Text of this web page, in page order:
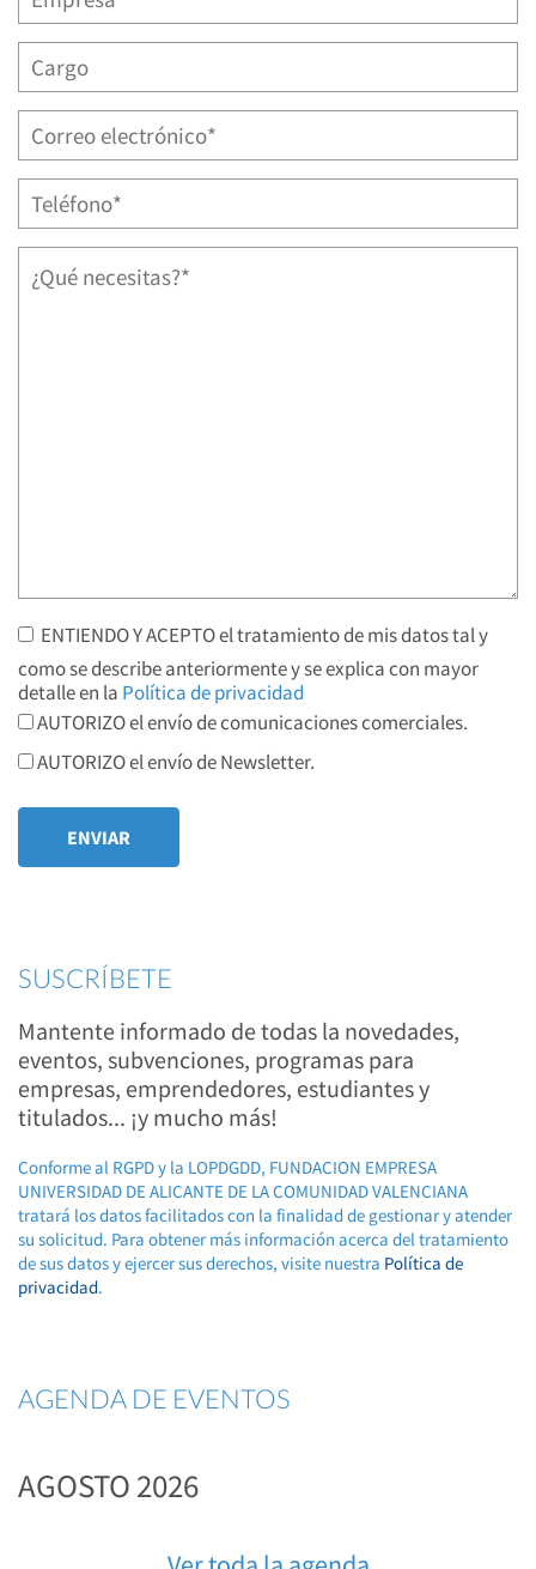
ENTIENDO Y ACEPTO el tratamiento de mis datos tal y
como se describe anteriormente y se explica con mayor
detalle en la Política de privacidad
AUTORIZO el envío de comunicaciones comerciales.
AUTORIZO el envío de Newsletter.
SUSCRÍBETE
Mantente informado de todas la novedades,
eventos, subvenciones, programas para
empresas, emprendedores, estudiantes y
titulados... ¡y mucho más!
Conforme al RGPD y la LOPDGDD, FUNDACION EMPRESA
UNIVERSIDAD DE ALICANTE DE LA COMUNIDAD VALENCIANA
tratará los datos facilitados con la finalidad de gestionar y atender
su solicitud. Para obtener más información acerca del tratamiento
de sus datos y ejercer sus derechos, visite nuestra Política de
privacidad.
AGENDA DE EVENTOS
AGOSTO 2026